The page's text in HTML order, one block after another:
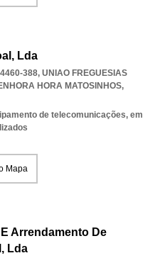
Lda
388, UNIAO FREGUESIAS
HORA MATOSINHOS,
de telecomunicações, em
Mapa
Arrendamento De
Lda